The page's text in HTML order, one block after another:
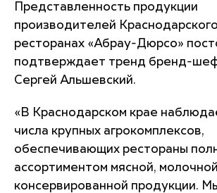
Представленность продукции
производителей
ресторанах «Абрау-Дюрсо»
подтверждает тренд бренд-
Сергей Альшевский.
«В Краснодарском крае
числа крупных агрокомплексов,
обеспечивающих рестораны
ассортиментом мясной,
консервированной продукции.